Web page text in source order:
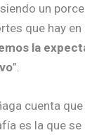
un
que hay
la
”.
cuenta
es la que se